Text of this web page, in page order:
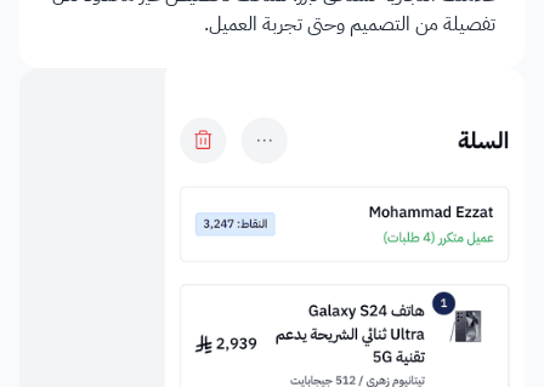
تفصيلة من التصميم وحتى تجربة العميل.